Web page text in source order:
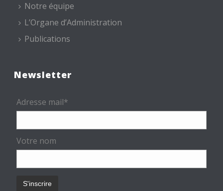
Notre équipe
L’Organe d’Administration
Publications
Newsletter
Adresse mail*
Votre nom